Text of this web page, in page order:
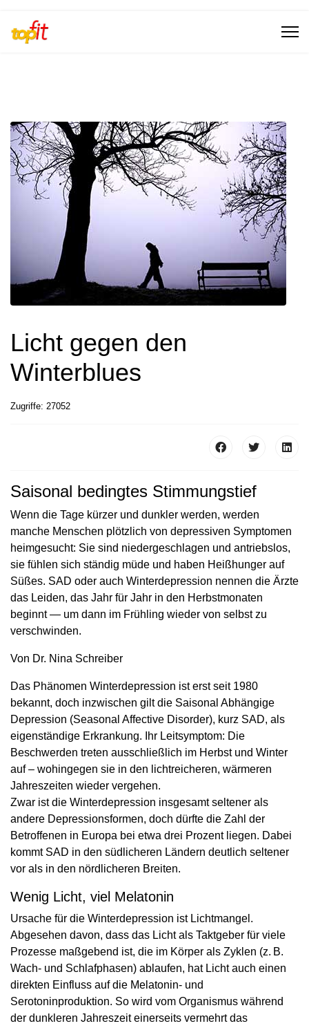
Licht gegen den
Winterblues
Zugriffe: 27052
Saisonal bedingtes Stimmungstief
Wenn die Tage kürzer und dunkler werden, werden
manche Menschen plötzlich von depressiven Symptomen
heimgesucht: Sie sind niedergeschlagen und antriebslos,
sie fühlen sich ständig müde und haben Heißhunger auf
Süßes. SAD oder auch Winterdepression nennen die Ärzte
das Leiden, das Jahr für Jahr in den Herbstmonaten
beginnt — um dann im Frühling wieder von selbst zu
verschwinden.
Von Dr. Nina Schreiber
Das Phänomen Winterdepression ist erst seit 1980
bekannt, doch inzwischen gilt die Saisonal Abhängige
Depression (Seasonal Affective Disorder), kurz SAD, als
eigenständige Erkrankung. Ihr Leitsymptom: Die
Beschwerden treten ausschließlich im Herbst und Winter
auf – wohingegen sie in den lichtreicheren, wärmeren
Jahreszeiten wieder vergehen.
Zwar ist die Winterdepression insgesamt seltener als
andere Depressionsformen, doch dürfte die Zahl der
Betroffenen in Europa bei etwa drei Prozent liegen. Dabei
kommt SAD in den südlicheren Ländern deutlich seltener
vor als in den nördlicheren Breiten.
Wenig Licht, viel Melatonin
Ursache für die Winterdepression ist Lichtmangel.
Abgesehen davon, dass das Licht als Taktgeber für viele
Prozesse maßgebend ist, die im Körper als Zyklen (z. B.
Wach- und Schlafphasen) ablaufen, hat Licht auch einen
direkten Einfluss auf die Melatonin- und
Serotoninproduktion. So wird vom Organismus während
der dunkleren Jahreszeit einerseits vermehrt das